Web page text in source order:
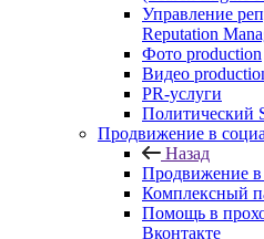
Управление
Reputation
Фото production
Видео
PR-услуги
Политический
Продвижение в
Назад
Продвижение в
Комплексный
Помощь в
Вконтакте